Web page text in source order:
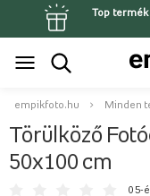
Top
empikfoto.hu Minden
Törülköző
50x100 cm
0 5-